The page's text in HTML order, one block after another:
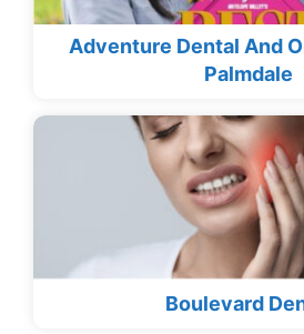
Adventure Dental And
Palmdale
Boulevard